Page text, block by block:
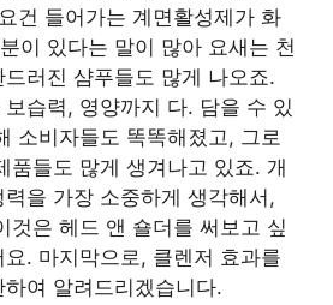
건 들어가는 계면활성제가 화
이 있다는 말이 많아 요새는 천
러진 샴푸들도 많게 나오죠.
습력, 영양까지 다. 담을 수 있
소비자들도 똑똑해졌고, 그로
품들도 많게 생겨나고 있죠. 개
을 가장 소중하게 생각해서,
것은 헤드 앤 숄더를 써보고 싶
. 마지막으로, 클렌저 효과를
여 알려드리겠습니다.